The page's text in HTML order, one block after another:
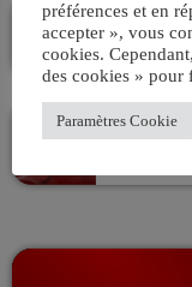
ANIMÉ
07:00 -
La
préférences et en
accepter », vous
cookies.
des cookies » pour
Paramètres Cookie